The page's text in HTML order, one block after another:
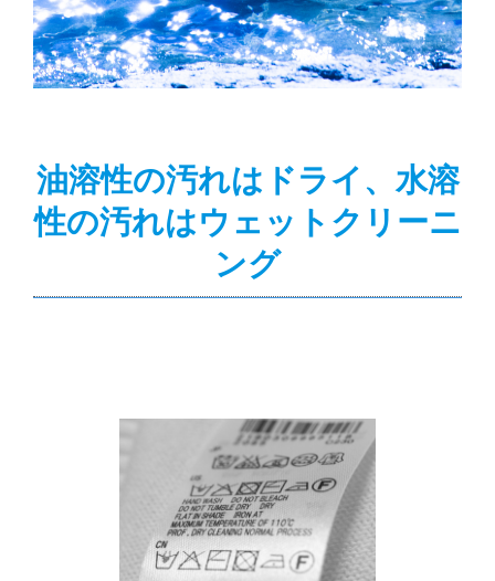
油溶性の汚れはドライ、水溶
性の汚れはウェットクリーニ
ング